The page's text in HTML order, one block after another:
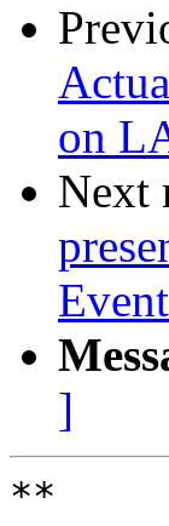
on
Next
]
**